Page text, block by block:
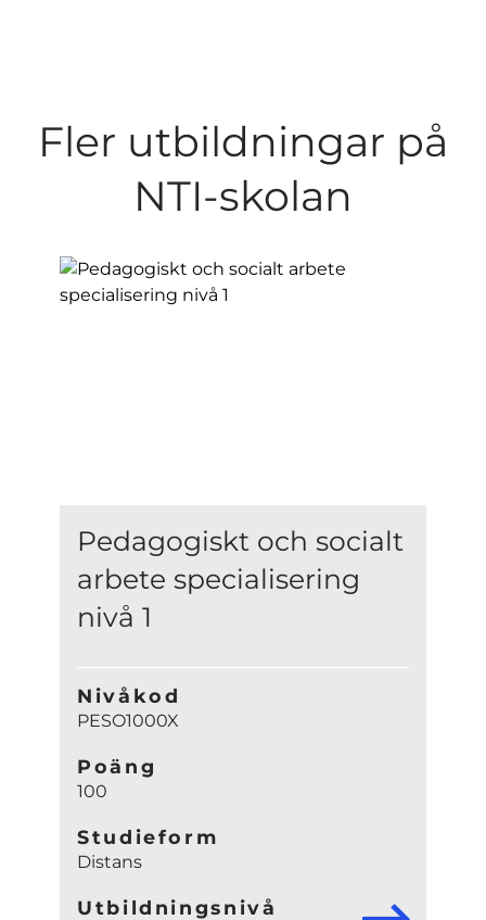
Fler utbildningar på
NTI-skolan
Pedagogiskt och socialt
arbete specialisering
nivå 1
Nivåkod
PESO1000X
Poäng
100
Studieform
Distans
Utbildningsnivå